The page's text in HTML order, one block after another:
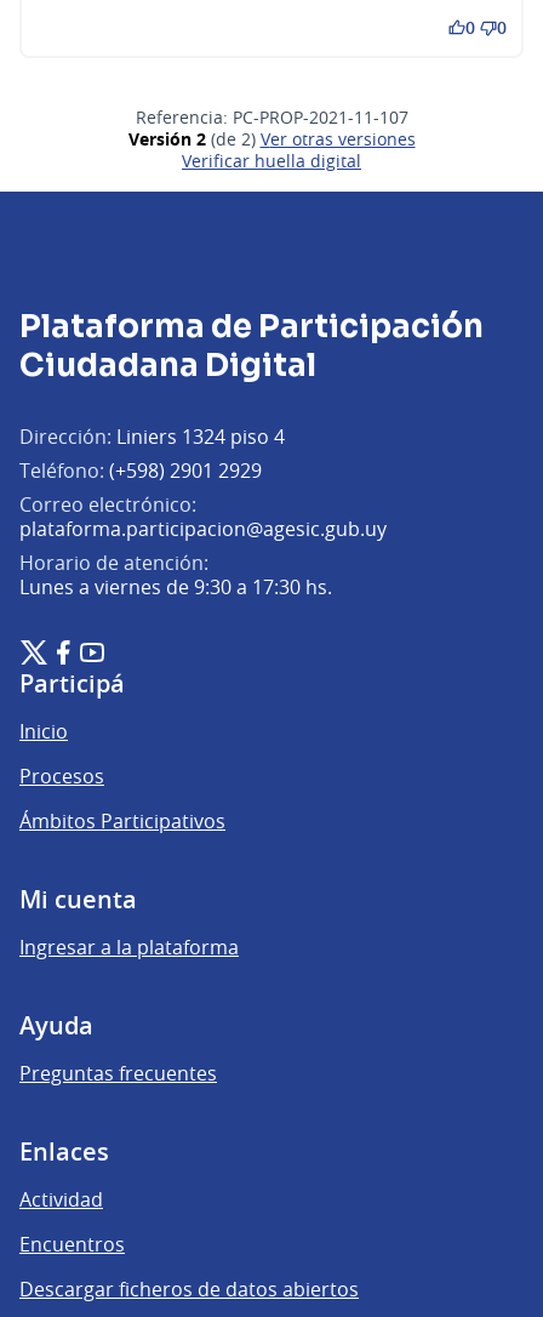
0 0
Referencia: PC-PROP-2021-11-107
Versión 2(de 2)
ver otras versiones
Verificar huella digital
Plataforma de Participación
Ciudadana Digital
Dirección: Liniers 1324 piso 4
Teléfono: (+598) 2901 2929
Correo electrónico:
plataforma.participacion@agesic.gub.uy(Abrir en una
Horario de atención:
Lunes a viernes de 9:30 a 17:30 hs.
Plataforma de Participación Ciudadana Digital en X
(Enlace externo)
Plataforma de Participación Ciudadana Digital en Facebook
(Enlace externo)
Plataforma de Participación Ciudadana Digital en
(Enlace externo)
Participá
Inicio
Procesos
Ámbitos Participativos
Mi cuenta
Ingresar a la plataforma
Ayuda
Preguntas frecuentes
Enlaces
Actividad
Encuentros
Descargar ficheros de datos abiertos